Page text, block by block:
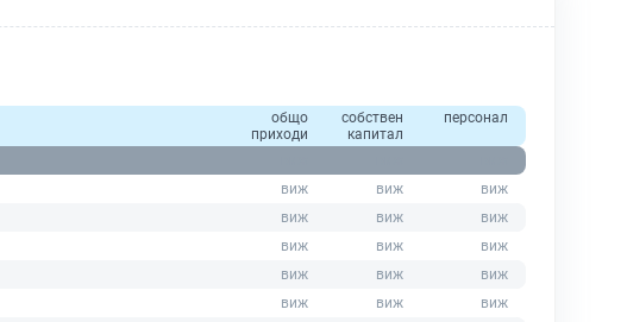
общо
приходи
собствен
капитал
персонал